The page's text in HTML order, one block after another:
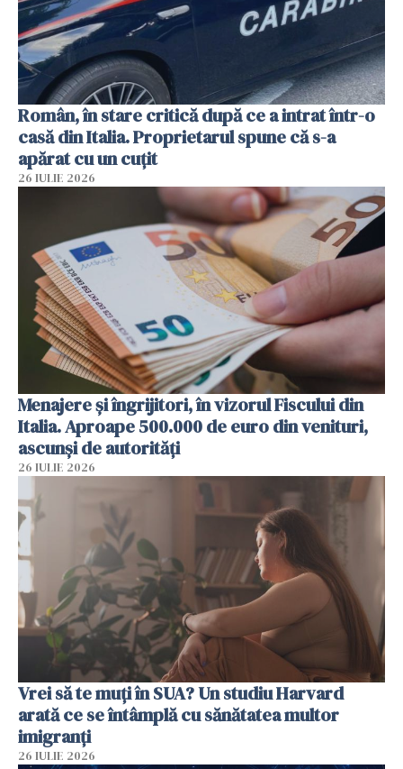
Român, în stare critică după ce a intrat într-o
casă din Italia. Proprietarul spune că s-a
apărat cu un cuțit
26 IULIE 2026
Menajere și îngrijitori, în vizorul Fiscului din
Italia. Aproape 500.000 de euro din venituri,
ascunși de autorități
26 IULIE 2026
Vrei să te muți în SUA? Un studiu Harvard
arată ce se întâmplă cu sănătatea multor
imigranți
26 IULIE 2026